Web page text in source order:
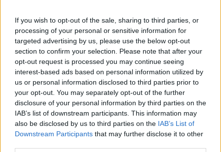
If you wish to opt-out of the sale, sharing to third parties, or
processing of your personal or sensitive information for
targeted advertising by us, please use the below opt-out
section to confirm your selection. Please note that after your
opt-out request is processed you may continue seeing
interest-based ads based on personal information utilized by
us or personal information disclosed to third parties prior to
your opt-out. You may separately opt-out of the further
disclosure of your personal information by third parties on the
IAB’s list of downstream participants. This information may
also be disclosed by us to third parties on the IAB’s List of
Downstream Participants that may further disclose it to other
chances rimane al limite per il 33enne di
Bassano del Grappa, che il 22 marzo 2015, dopo
quasi due anni di assenza dal giro della
Nazionale, ancora una volta per un infortunio a
Perin venne convocato per le partite contro
Inghilterra e Bulgaria. Militanza ed esperienza,
quindi, dalla parte del numero uno
biancoceleste: caratteristiche, queste, che
vanno in contrapposizione con la freschezza
deglioutsiders, che potrebbero essere i sempre